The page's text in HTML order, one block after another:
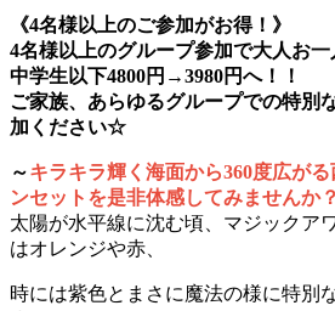
《4名様以上のご参加がお得！》
4名様以上のグループ参加で大人お
中学生以下4800円→3980円へ！！
ご家族、あらゆるグループでの特別
加ください☆
～キラキラ輝く海面から360度広が
ンセットを是非体感してみませんか？
太陽が水平線に沈む頃、マジックア
はオレンジや赤、
時には紫色とまさに魔法の様に特別